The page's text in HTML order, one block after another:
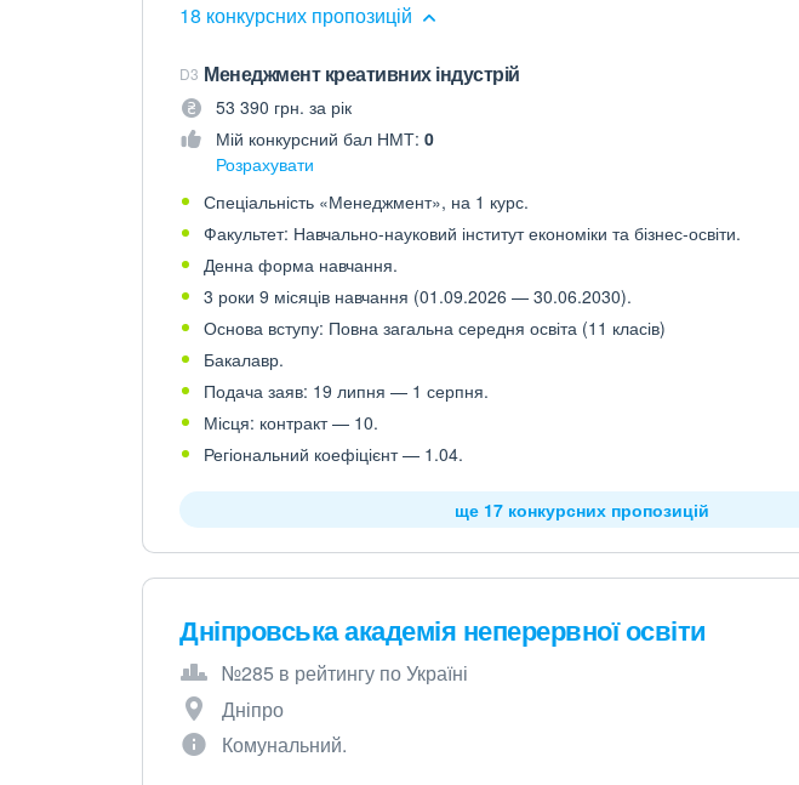
18 конкурсних пропозицій
D3 Менеджмент креативних індустрій
53 390 грн. за рік
Мій конкурсний бал НМТ: 0
Розрахувати
Спеціальність «Менеджмент», на 1 курс.
Факультет: Навчально-науковий інститут економіки та бізнес-освіти.
Денна форма навчання.
3 роки 9 місяців навчання (01.09.2026 — 30.06.2030).
Основа вступу: Повна загальна середня освіта (11 класів)
Бакалавр.
Подача заяв: 19 липня — 1 серпня.
Місця: контракт — 10.
Регіональний коефіцієнт — 1.04.
ще 17 конкурсних пропозицій
Дніпровська академія неперервної освіти
№285 в рейтингу по Україні
Дніпро
Комунальний.